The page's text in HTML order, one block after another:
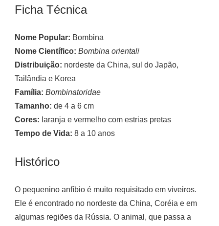
Ficha Técnica
Nome Popular: Bombina
Nome Científico: Bombina orientali
Distribuição: nordeste da China, sul do Japão,
Tailândia e Korea
Família: Bombinatoridae
Tamanho: de 4 a 6 cm
Cores: laranja e vermelho com estrias pretas
Tempo de Vida: 8 a 10 anos
Histórico
O pequenino anfíbio é muito requisitado em viveiros.
Ele é encontrado no nordeste da China, Coréia e em
algumas regiões da Rússia. O animal, que passa a